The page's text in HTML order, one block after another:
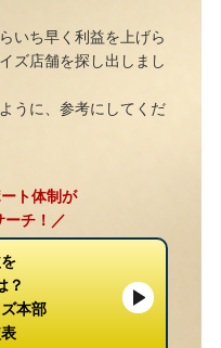
いち早く利益を上げら
ズ店舗を探し出しまし
うに、参考にしてくだ
ト体制が
ーチ！／
？
本部